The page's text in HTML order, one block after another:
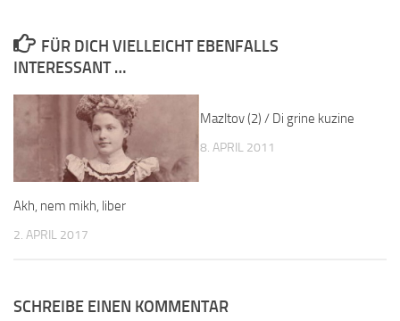
FÜR DICH VIELLEICHT EBENFALLS
INTERESSANT …
Akh, nem mikh, liber
2. APRIL 2017
Mazltov (2) / Di grine kuzine
8. APRIL 2011
SCHREIBE EINEN KOMMENTAR